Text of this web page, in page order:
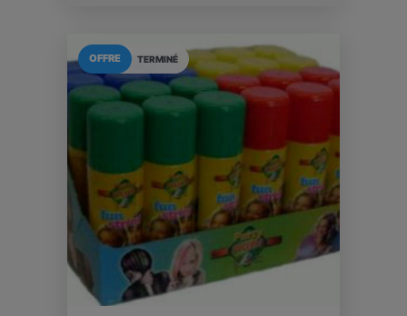
TERMINÉ
OFFRE